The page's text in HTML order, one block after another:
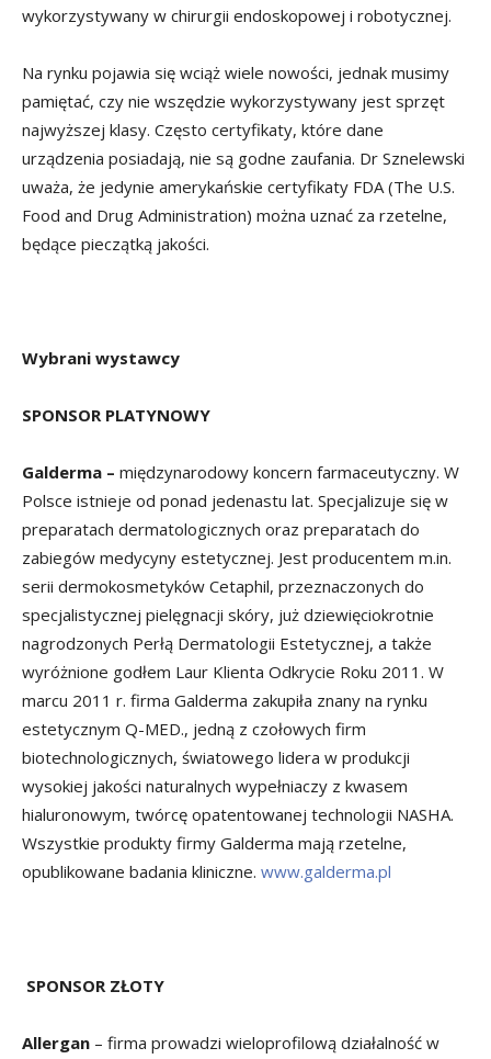
wykorzystywany w chirurgii endoskopowej i robotycznej.
Na rynku pojawia się wciąż wiele nowości, jednak musimy
pamiętać, czy nie wszędzie wykorzystywany jest sprzęt
najwyższej klasy. Często certyfikaty, które dane
urządzenia posiadają, nie są godne zaufania. Dr Sznelewski
uważa, że jedynie amerykańskie certyfikaty FDA (The U.S.
Food and Drug Administration) można uznać za rzetelne,
będące pieczątką jakości.
Wybrani wystawcy
SPONSOR PLATYNOWY
Galderma – międzynarodowy koncern farmaceutyczny. W
Polsce istnieje od ponad jedenastu lat. Specjalizuje się w
preparatach dermatologicznych oraz preparatach do
zabiegów medycyny estetycznej. Jest producentem m.in.
serii dermokosmetyków Cetaphil, przeznaczonych do
specjalistycznej pielęgnacji skóry, już dziewięciokrotnie
nagrodzonych Perłą Dermatologii Estetycznej, a także
wyróżnione godłem Laur Klienta Odkrycie Roku 2011. W
marcu 2011 r. firma Galderma zakupiła znany na rynku
estetycznym Q-MED., jedną z czołowych firm
biotechnologicznych, światowego lidera w produkcji
wysokiej jakości naturalnych wypełniaczy z kwasem
hialuronowym, twórcę opatentowanej technologii NASHA.
Wszystkie produkty firmy Galderma mają rzetelne,
opublikowane badania kliniczne. www.galderma.pl
SPONSOR ZŁOTY
Allergan – firma prowadzi wieloprofilową działalność w